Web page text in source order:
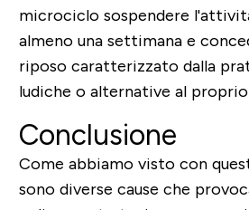
microciclo sospendere
almeno una settimana e
riposo caratterizzato dalla
ludiche o alternative al
Conclusione
Come abbiamo visto con
sono diverse cause che